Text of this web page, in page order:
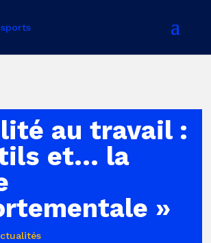
au travail :
et… la
»